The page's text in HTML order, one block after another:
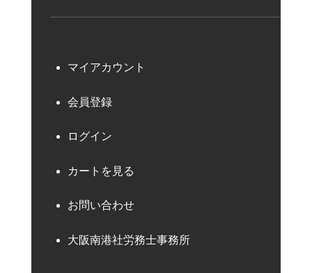
マイアカウント
会員登録
ログイン
カートを見る
お問い合わせ
大阪南港社労務士事務所